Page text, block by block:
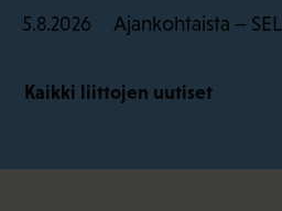
5.8.2026 Ajankohtaista – SEL
Kaikki liittojen uutiset